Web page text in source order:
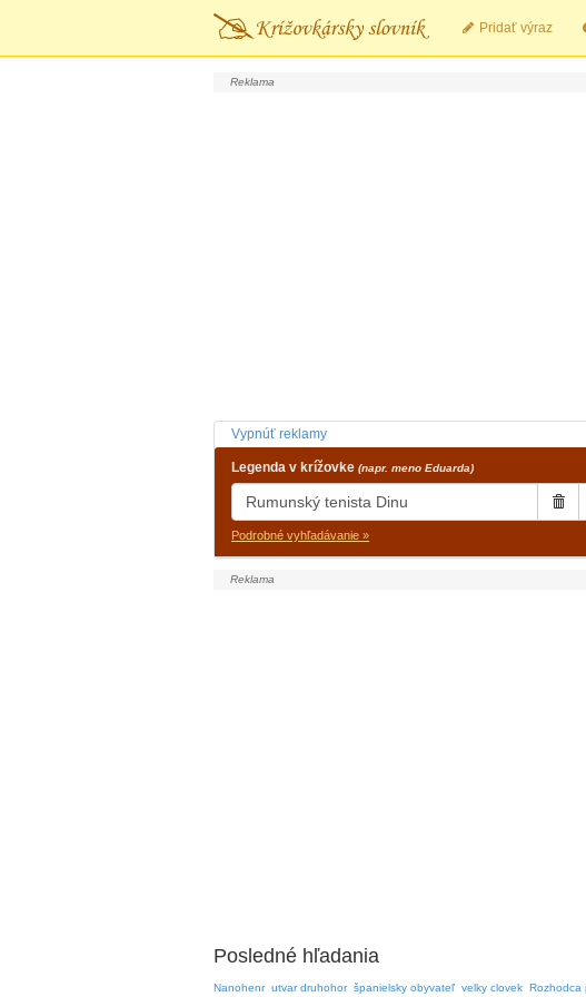
Pridať výraz
Vypnúť reklamy
Legenda v krížovke (napr. meno Eduarda)
Podrobné vyhľadávanie »
Posledné hľadania
Nanohenr utvar druhohor španielsky obyvateľ velky clovek Rozhodca